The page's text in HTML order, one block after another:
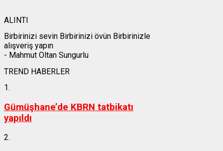
ALINTI
Birbirinizi sevin Birbirinizi övün Birbirinizle
alışveriş yapın
- Mahmut Oltan Sungurlu
TREND HABERLER
1.
Gümüşhane’de KBRN tatbikatı
yapıldı
2.